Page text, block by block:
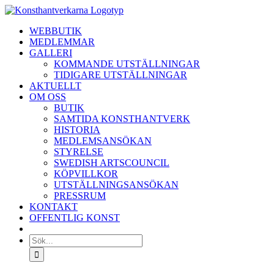
Fortsätt
innehålletWEBBUTIK
MEDLEMMAR
GALLERI
KOMMANDE UTSTÄLLNINGAR
TIDIGARE UTSTÄLLNINGAR
AKTUELLT
OM OSS
BUTIK
SAMTIDA KONSTHANTVERK
HISTORIA
MEDLEMSANSÖKAN
STYRELSE
SWEDISH ARTSCOUNCIL
KÖPVILLKOR
UTSTÄLLNINGSANSÖKAN
PRESSRUM
KONTAKT
OFFENTLIG KONST
Sök
efter: